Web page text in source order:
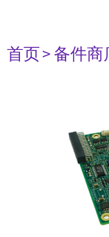
首页> 备件商